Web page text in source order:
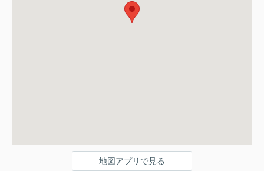
地図アプリで見る